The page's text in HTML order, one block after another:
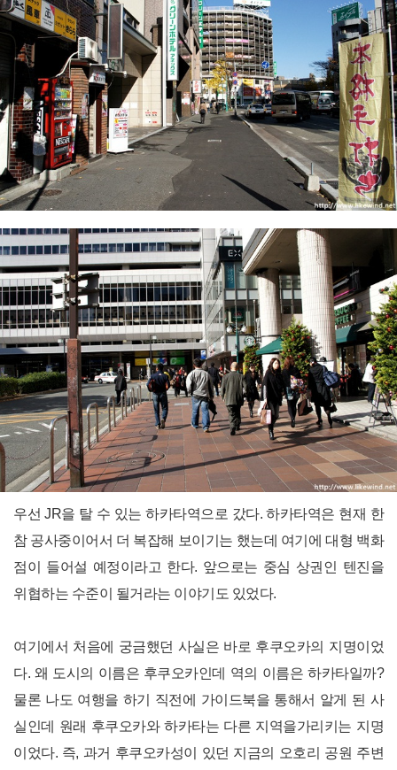
우선 JR을 탈 수 있는 하카타역으로 갔다. 하카타역은 현재 한
참 공사중이어서 더 복잡해 보이기는 했는데 여기에 대형 백화
점이 들어설 예정이라고 한다. 앞으로는 중심 상권인 텐진을
위협하는 수준이 될거라는 이야기도 있었다.
여기에서 처음에 궁금했던 사실은 바로 후쿠오카의 지명이었
다. 왜 도시의 이름은 후쿠오카인데 역의 이름은 하카타일까?
물론 나도 여행을 하기 직전에 가이드북을 통해서 알게 된 사
실인데 원래 후쿠오카와 하카타는 다른 지역을가리키는 지명
이었다. 즉, 과거 후쿠오카성이 있던 지금의 오호리 공원 주변